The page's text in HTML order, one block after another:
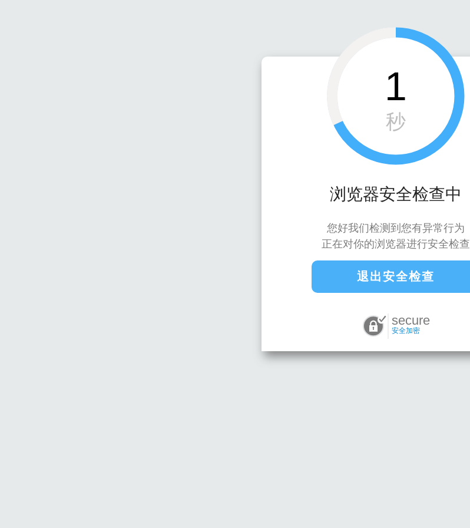
秒
1
浏览器安全检查中
您好我们检测到您有异常行为
正在对你的浏览器进行安全检查
退出安全检查
secure
安全加密